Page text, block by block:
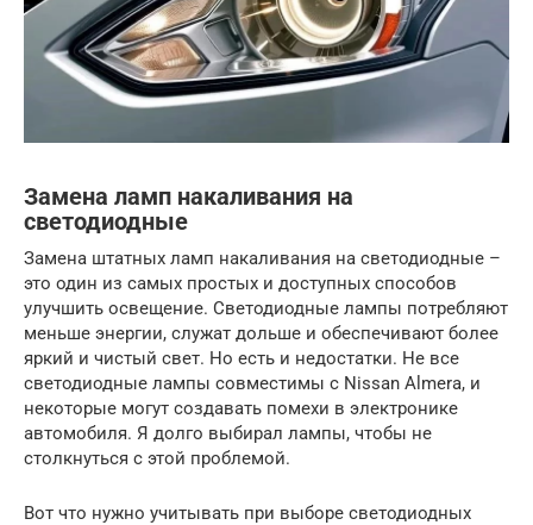
Замена ламп накаливания на
светодиодные
Замена штатных ламп накаливания на светодиодные –
это один из самых простых и доступных способов
улучшить освещение. Светодиодные лампы потребляют
меньше энергии, служат дольше и обеспечивают более
яркий и чистый свет. Но есть и недостатки. Не все
светодиодные лампы совместимы с Nissan Almera, и
некоторые могут создавать помехи в электронике
автомобиля. Я долго выбирал лампы, чтобы не
столкнуться с этой проблемой.
Вот что нужно учитывать при выборе светодиодных